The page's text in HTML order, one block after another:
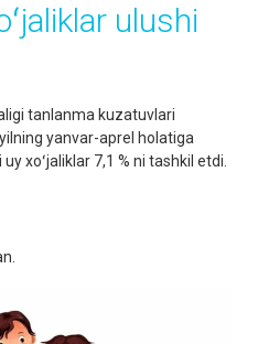
ulushi
tanlanma kuzatuvlari
yanvar-aprel holatiga
xoʻjaliklar 7,1 % ni tashkil etdi.